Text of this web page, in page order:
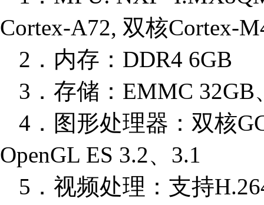
Cortex-A72, 双核Cortex-
2．内存：DDR4 6GB
3．存储：EMMC 32GB
4．图形处理器：双核
OpenGL ES 3.2、3.1
5．视频处理：支持